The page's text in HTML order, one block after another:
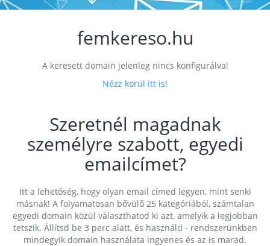
femkereso.hu
A keresett domain jelenleg nincs konfigurálva!
Nézz körül itt is!
Szeretnél magadnak
személyre szabott, egyedi
emailcímet?
Itt a lehetőség, hogy olyan email címed legyen, mint senki
másnak! A folyamatosan bővülő 25 kategóriából, számtalan
egyedi domain közül választhatod ki azt, amelyik a legjobban
tetszik. Állítsd be 3 perc alatt, és használd - rendszerünkben
mindegyik domain használata ingyenes és az is marad.